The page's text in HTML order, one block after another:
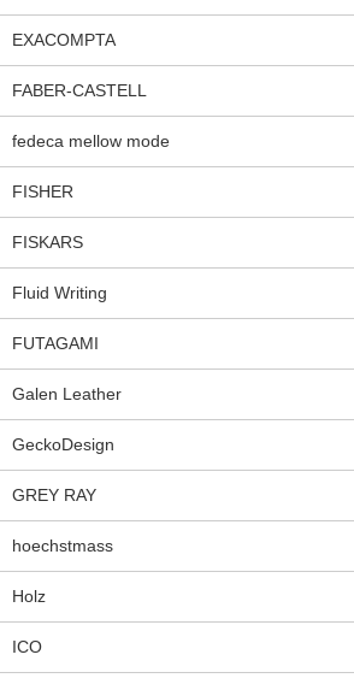
EXACOMPTA
FABER-CASTELL
fedeca mellow mode
FISHER
FISKARS
Fluid Writing
FUTAGAMI
Galen Leather
GeckoDesign
GREY RAY
hoechstmass
Holz
ICO